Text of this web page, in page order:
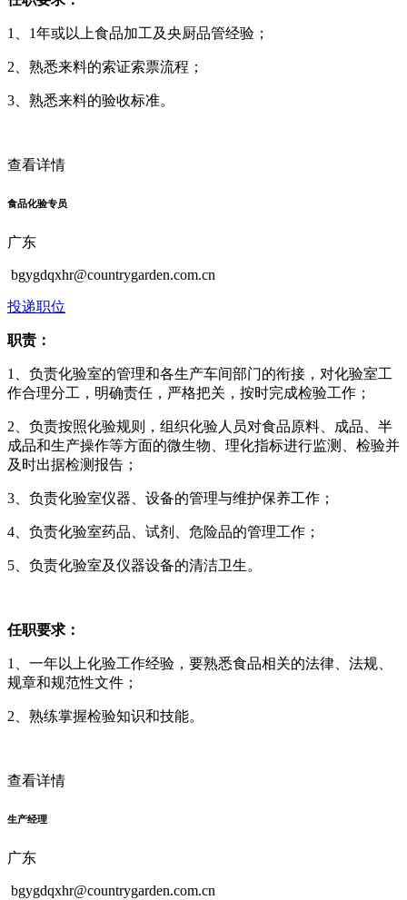
1、1年或以上食品加工及央厨品管经验；
2、熟悉来料的索证索票流程；
3、熟悉来料的验收标准。
查看详情
食品化验专员
广东
bgygdqxhr@countrygarden.com.cn
投递职位
职责：
1、负责化验室的管理和各生产车间部门的衔接，对化验室工
作合理分工，明确责任，严格把关，按时完成检验工作；
2、负责按照化验规则，组织化验人员对食品原料、成品、半
成品和生产操作等方面的微生物、理化指标进行监测、检验并
及时出据检测报告；
3、负责化验室仪器、设备的管理与维护保养工作；
4、负责化验室药品、试剂、危险品的管理工作；
5、负责化验室及仪器设备的清洁卫生。
任职要求：
1、一年以上化验工作经验，要熟悉食品相关的法律、法规、
规章和规范性文件；
2、熟练掌握检验知识和技能。
查看详情
生产经理
广东
bgygdqxhr@countrygarden.com.cn